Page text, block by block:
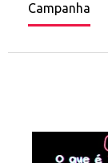
Campanha